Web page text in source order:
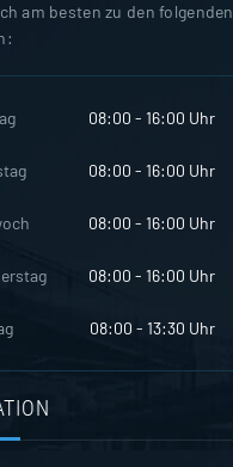
am besten zu den folgenden
08:00 - 16:00 Uhr
08:00 - 16:00 Uhr
08:00 - 16:00 Uhr
08:00 - 16:00 Uhr
08:00 - 13:30 Uhr